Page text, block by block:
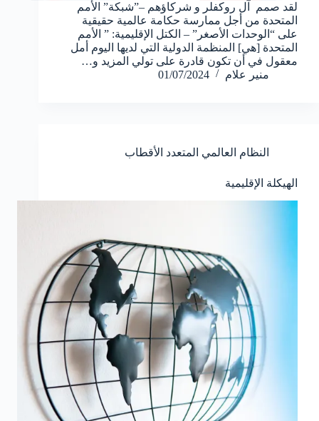
لقد صمم آل روكفلر و شركاؤهم –”شبكة” الأمم
المتحدة من أجل ممارسة حكامة عالمية حقيقية
على “الوحدات الأصغر” – الكتل الإقليمية: ” الأمم
المتحدة [هي] المنظمة الدولية التي لديها اليوم أمل
معقول في أن تكون قادرة على تولي المزيد و…
منير علام
01/07/2024
النظام العالمي المتعدد الأقطاب
الهيكلة الإقليمية